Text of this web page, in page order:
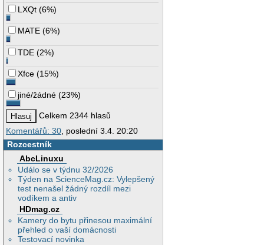
LXQt (6%)
MATE (6%)
TDE (2%)
Xfce (15%)
jiné/žádné (23%)
Celkem 2344 hlasů
Komentářů: 30 , poslední 3.4. 20:20
Rozcestník
AbcLinuxu
Událo se v týdnu 32/2026
Týden na ScienceMag.cz: Vylepšený
test nenašel žádný rozdíl mezi
vodíkem a antiv
HDmag.cz
Kamery do bytu přinesou maximální
přehled o vaší domácnosti
Testovací novinka